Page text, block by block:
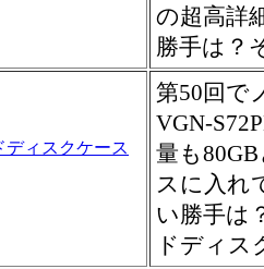
の超高詳
勝手は？
ディスクケース
第50回で
VGN-
量も
スに入れ
い勝手は
ドディス